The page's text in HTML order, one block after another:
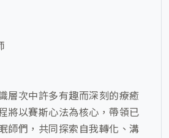
層次中許多有趣而深刻的療癒
將以賽斯心法為核心，帶領已
師們，共同探索自我轉化、溝